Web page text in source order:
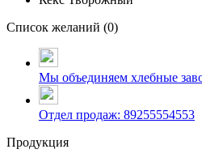
Список желаний (0)
Мы объединяем хлебные
Отдел продаж: 89255554553
Продукция